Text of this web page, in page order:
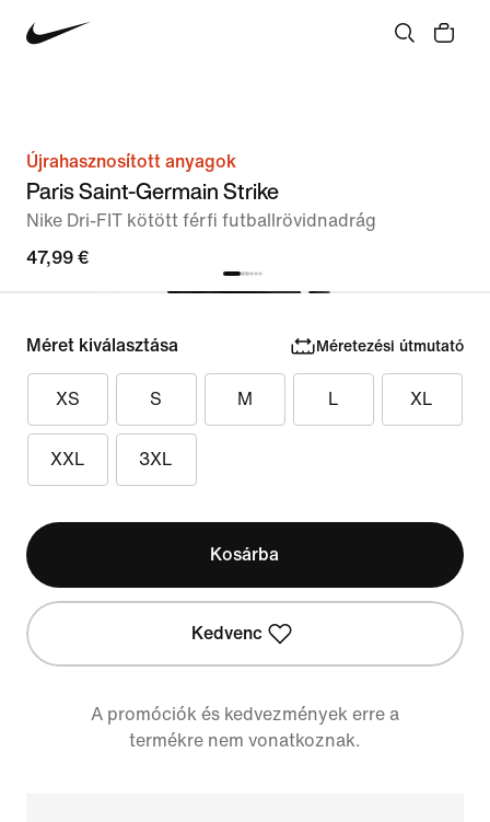
Újrahasznosított anyagok
Paris Saint-Germain Strike
Nike Dri-FIT kötött férfi futballrövidnadrág
47,99 €
Méret kiválasztása Méretezési útmutató
XS S M L XL
XXL 3XL
Kosárba
Kedvenc
A promóciók és kedvezmények erre a
termékre nem vonatkoznak.